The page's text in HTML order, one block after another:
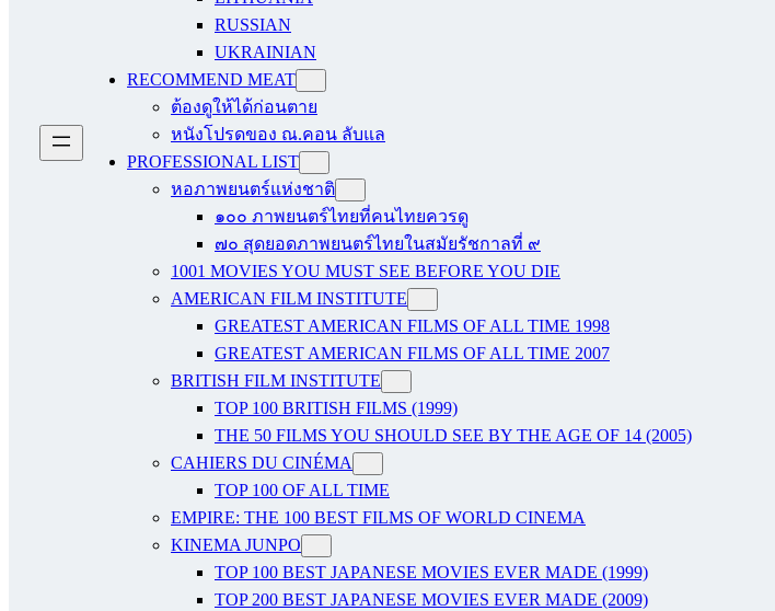
RUSSIAN
UKRAINIAN
RECOMMEND MEAT
ต้องดูให้ได้ก่อนตาย
หนังโปรดของ ณ.คอน ลับแล
PROFESSIONAL LIST
หอภาพยนตร์แห่งชาติ
๑๐๐ ภาพยนตร์ไทยที่คนไทยควรดู
๗๐ สุดยอดภาพยนตร์ไทยในสมัยรัชกาลที่ ๙
1001 MOVIES YOU MUST SEE BEFORE YOU DIE
AMERICAN FILM INSTITUTE
GREATEST AMERICAN FILMS OF ALL TIME 1998
GREATEST AMERICAN FILMS OF ALL TIME 2007
BRITISH FILM INSTITUTE
TOP 100 BRITISH FILMS (1999)
THE 50 FILMS YOU SHOULD SEE BY THE AGE OF 14 (2005)
CAHIERS DU CINÉMA
TOP 100 OF ALL TIME
EMPIRE: THE 100 BEST FILMS OF WORLD CINEMA
KINEMA JUNPO
TOP 100 BEST JAPANESE MOVIES EVER MADE (1999)
TOP 200 BEST JAPANESE MOVIES EVER MADE (2009)